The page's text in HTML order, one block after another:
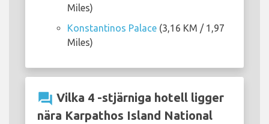
Miles)
Konstantinos Palace (3,16 KM / 1,97
Miles)
question_answer Vilka 4 -stjärniga hotell ligger
nära Karpathos Island National